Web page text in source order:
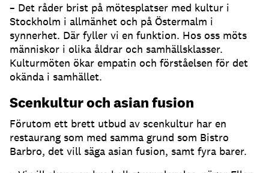
– Det råder brist på mötesplatser med kultur i
Stockholm i allmänhet och på Östermalm i
synnerhet. Där fyller vi en funktion. Hos oss möts
människor i olika åldrar och samhällsklasser.
Kulturmöten ökar empatin och förståelsen för det
okända i samhället.
Scenkultur och asian fusion
Förutom ett brett utbud av scenkultur har en
restaurang som med samma grund som Bistro
Barbro, det vill säga asian fusion, samt fyra barer.